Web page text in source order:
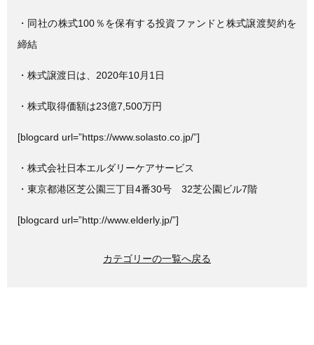
・同社の株式100％を保有する投資ファンドと株式譲渡契約を
締結
・株式譲渡日は、2020年10月1日
・株式取得価額は23億7,500万円
[blogcard url=”https://www.solasto.co.jp/”]
・株式会社日本エルダリーケアサービス
・東京都港区芝公園三丁目4番30号 32芝公園ビル7階
[blogcard url=”http://www.elderly.jp/”]
カテゴリーの一覧へ戻る